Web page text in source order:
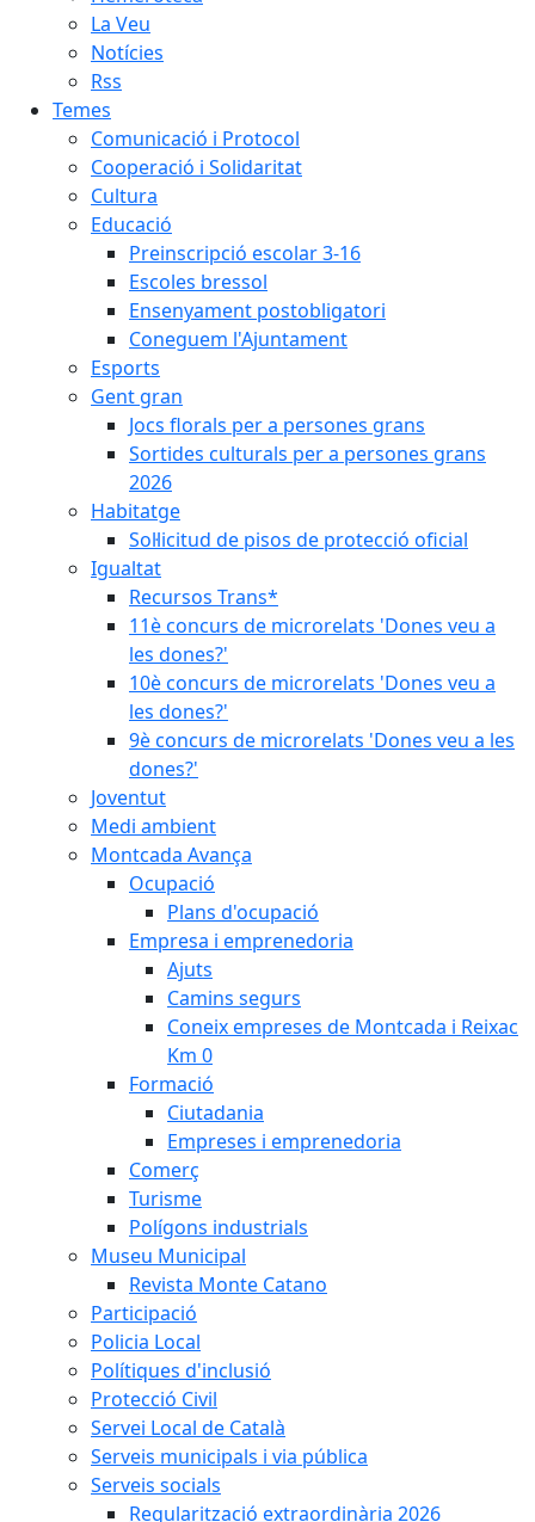
La Veu
Notícies
Rss
Temes
Comunicació i Protocol
Cooperació i Solidaritat
Cultura
Educació
Preinscripció escolar 3-16
Escoles bressol
Ensenyament postobligatori
Coneguem l'Ajuntament
Esports
Gent gran
Jocs florals per a persones grans
Sortides culturals per a persones grans
2026
Habitatge
Sol·licitud de pisos de protecció oficial
Igualtat
Recursos Trans*
11è concurs de microrelats 'Dones veu a
les dones?'
10è concurs de microrelats 'Dones veu a
les dones?'
9è concurs de microrelats 'Dones veu a les
dones?'
Joventut
Medi ambient
Montcada Avança
Ocupació
Plans d'ocupació
Empresa i emprenedoria
Ajuts
Camins segurs
Coneix empreses de Montcada i Reixac
Km 0
Formació
Ciutadania
Empreses i emprenedoria
Comerç
Turisme
Polígons industrials
Museu Municipal
Revista Monte Catano
Participació
Policia Local
Polítiques d'inclusió
Protecció Civil
Servei Local de Català
Serveis municipals i via pública
Serveis socials
Regularització extraordinària 2026